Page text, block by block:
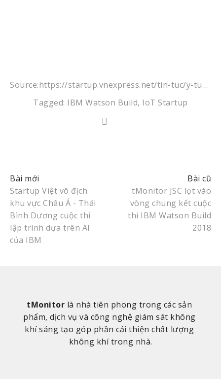
Source:https://startup.vnexpress.net/tin-tuc/y-tuong-moi/startup-giam-sat-chat-luong-khong-khi-viet-nam-tranh-giai-ibm-toan-cau-3879702.html
Tagged: IBM Watson Build, IoT Startup
Startup Việt vô địch
khu vực Châu Á - Thái
Bình Dương cuộc thi
lập trình dựa trên AI
của IBM
tMonitor JSC lọt vào
vòng chung kết cuộc
thi IBM Watson Build
2018
tMonitor là nhà tiên phong trong các sản
phẩm, dịch vụ và công nghệ giám sát không
khí sáng tạo góp phần cải thiện chất lượng
không khí trong nhà.